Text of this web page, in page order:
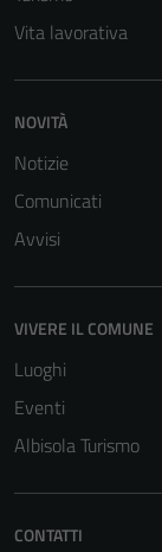
Vita lavorativa
NOVITÀ
Notizie
Comunicati
Avvisi
VIVERE IL COMUNE
Luoghi
Eventi
Albisola Turismo
CONTATTI